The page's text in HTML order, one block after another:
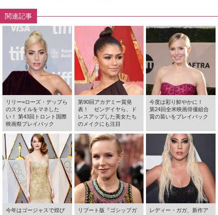
関連記事
リリー=ローズ・デップら
のスタイルをマネした
い！ 第43回トロント国際
映画祭プレイバック
第90回アカデミー賞発
表！ ゼンデイヤら、ド
レスアップした美女たち
のメイクにも注目
今度は彩り鮮やかに！
第24回全米映画俳優組合
賞の装いをプレイバック
今年はゴージャスで煌び
リブート版『ゴシップガ
レディー・ガガ、新作ア